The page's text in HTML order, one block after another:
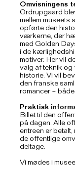
Omvisningens
Ordrupgaard
mellem museets
opførte den
værkerne, der
med Golden
i de
motiver. Her vil
valg af teknik og
historie. Vi vil
den franske
romancer –
Praktisk
Billet til den
på dagen. Alle
entreen er
de offentlige
deltage.
Vi mødes i